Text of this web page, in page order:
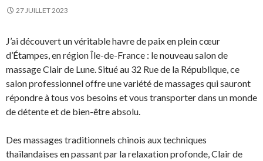
27 JUILLET 2023
J’ai découvert un véritable havre de paix en plein cœur
d’Étampes, en région Île-de-France : le nouveau salon de
massage Clair de Lune. Situé au 32 Rue de la République, ce
salon professionnel offre une variété de massages qui sauront
répondre à tous vos besoins et vous transporter dans un monde
de détente et de bien-être absolu.
Des massages traditionnels chinois aux techniques
thaïlandaises en passant par la relaxation profonde, Clair de